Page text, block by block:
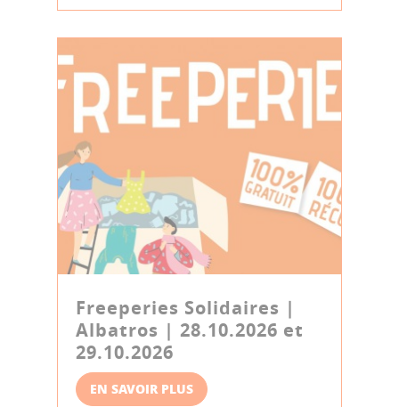
Freeperies Solidaires |
Albatros | 28.10.2026 et
29.10.2026
EN SAVOIR PLUS